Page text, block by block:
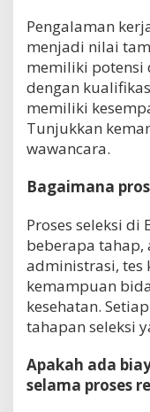
Pengalaman
menjadi nilai
memiliki potensi
dengan
memiliki
Tunjukkan
wawancara.
Bagaimana
Proses seleksi
beberapa tahap,
administrasi, tes
kemampuan
kesehatan.
tahapan seleksi
Apakah ada
selama proses